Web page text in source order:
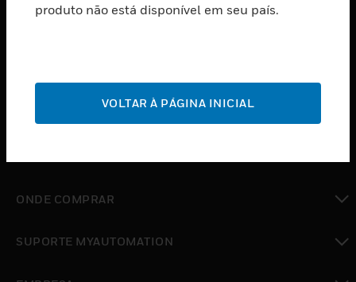
toggle view
ONDE COMPRAR
SUPORTE MYAUTOMATION
produto não está disponível em seu país.
VOLTAR À PÁGINA INICIAL